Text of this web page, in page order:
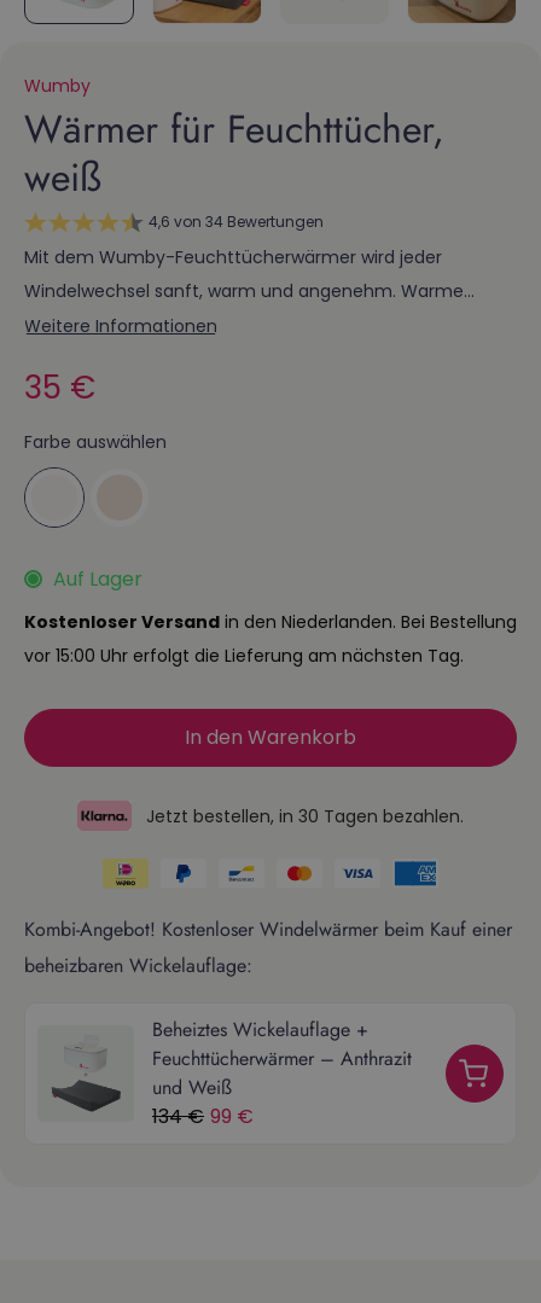
Wumby
Wärmer für Feuchttücher,
weiß
4,6 von 34 Bewertungen
Mit dem Wumby-Feuchttücherwärmer wird jeder
Windelwechsel sanft, warm und angenehm. Warme
Feuchttücher sorgen beim Wickeln deines
weniger Weinen und Ruhe für dich und dein Baby.
Weitere Informationen
Normalpreis
35 €
Farbe auswählen
Auf Lager
Kostenloser Versand in den Niederlanden. Bei Bestellung
vor 15:00 Uhr erfolgt die Lieferung am nächsten Tag.
In den Warenkorb
Jetzt bestellen, in 30 Tagen bezahlen.
Kombi-Angebot! Kostenloser Windelwärmer beim Kauf einer
beheizbaren Wickelauflage:
Beheiztes Wickelauflage +
Feuchttücherwärmer – Anthrazit
und Weiß
134 € 99 €